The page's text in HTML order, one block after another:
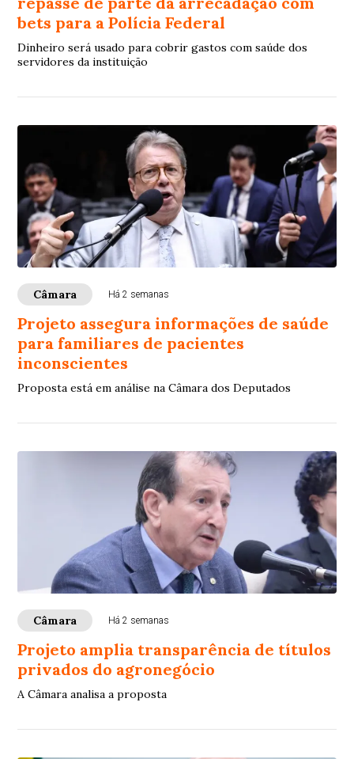
bets para a Polícia Federal
Dinheiro será usado para cobrir gastos com saúde dos
servidores da instituição
Câmara Há 2 semanas
Projeto assegura informações de saúde
para familiares de pacientes
inconscientes
Proposta está em análise na Câmara dos Deputados
Câmara Há 2 semanas
Projeto amplia transparência de títulos
privados do agronegócio
A Câmara analisa a proposta